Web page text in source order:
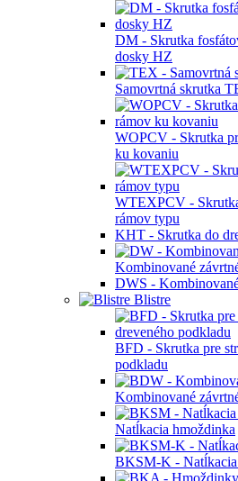
DM - Skrutka
dosky HZ
Samovrtná skrutka
WOPCV - Skrutka
ku kovaniu
WTEXPCV -
rámov typu
KHT - Skrutka do
Kombinované
DWS -
Blistre
BFD - Skrutka pre
podkladu
Kombinované
Natĺkacia hmoždinka
BKSM-K -